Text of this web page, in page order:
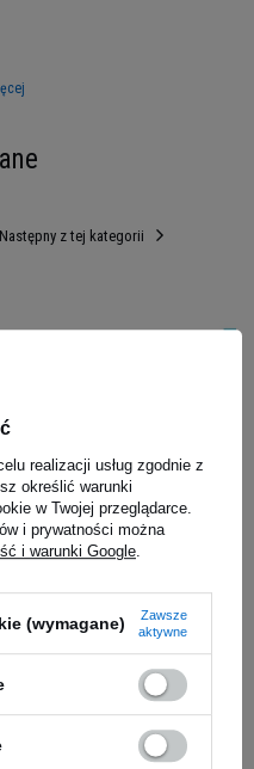
napój w wersji bez
wszystkich, którzy
orzeźwienia, a
z grupy B
odżywczych
funkcjonowanie
marki WK
jakość i wyjątkowy
Pink
400g (4x
27,00
0,02 zł / g
Kup teraz -
Następny z tej kategorii
realizacji usług zgodnie z
określić warunki
w Twojej przeglądarce.
i prywatności można
i warunki Google.
(wymagane)
Zawsze
aktywne